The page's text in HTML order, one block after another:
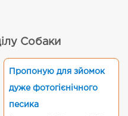
Собаки
Пропоную для зйомок
дуже фотогієнічного
песика